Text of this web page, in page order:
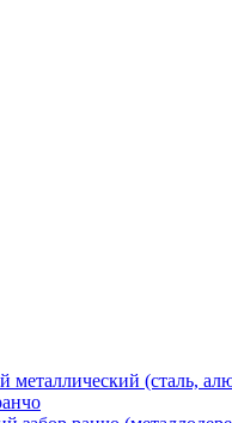
металлический (сталь,